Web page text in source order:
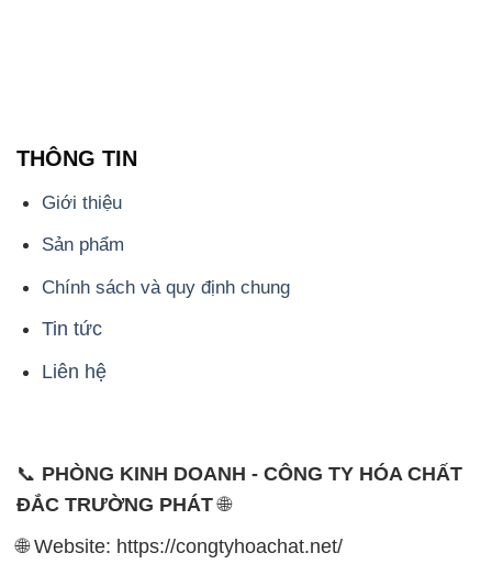
THÔNG TIN
Giới thiệu
Sản phẩm
Chính sách và quy định chung
Tin tức
Liên hệ
📞 PHÒNG KINH DOANH - CÔNG TY HÓA CHẤT
ĐẮC TRƯỜNG PHÁT🌐
🌐 Website: https://congtyhoachat.net/